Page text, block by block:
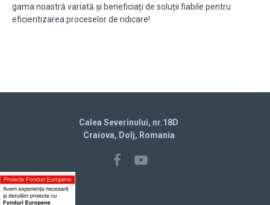
gama noastră variată și beneficiați de soluții fiabile pentru
eficientizarea proceselor de ridicare!
Calea Severinului, nr.18D
Craiova, Dolj, Romania